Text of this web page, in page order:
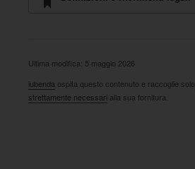
Ultima modifica: 5 maggio 2026
iubenda ospita questo contenuto e raccoglie solo
strettamente necessari alla sua fornitura.